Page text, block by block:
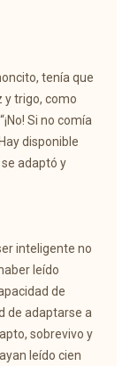
tenía que
y trigo, como
Si no comía
disponible
adaptó y
inteligente no
leído
de
de adaptarse a
sobrevivo y
leído cien